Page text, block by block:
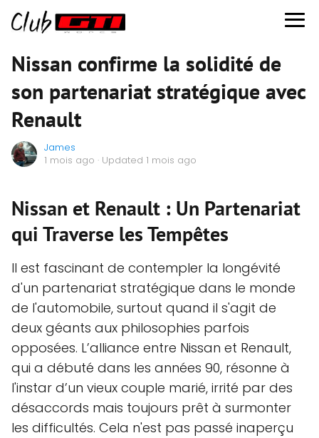
Nissan confirme la solidité de
son partenariat stratégique avec
Renault
James
1 mois ago · Updated 1 mois ago
Nissan et Renault : Un Partenariat
qui Traverse les Tempêtes
Il est fascinant de contempler la longévité
d'un partenariat stratégique dans le monde
de l'automobile, surtout quand il s'agit de
deux géants aux philosophies parfois
opposées. L’alliance entre Nissan et Renault,
qui a débuté dans les années 90, résonne à
l'instar d’un vieux couple marié, irrité par des
désaccords mais toujours prêt à surmonter
les difficultés. Cela n'est pas passé inaperçu